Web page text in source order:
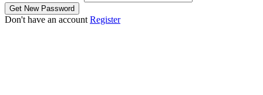
Don't have an account Register